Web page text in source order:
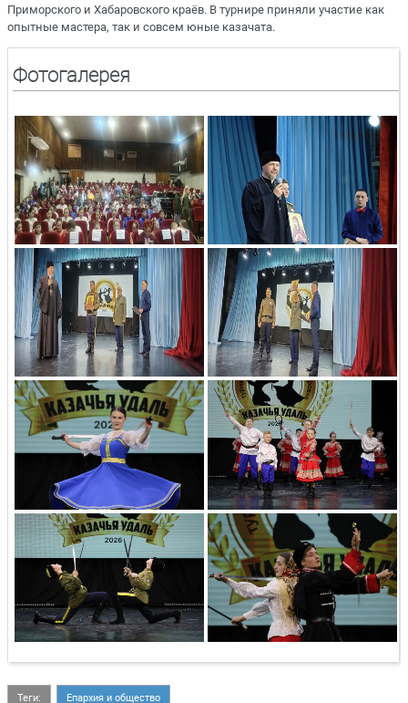
Приморского и Хабаровского краёв. В турнире приняли участие как
опытные мастера, так и совсем юные казачата.
Фотогалерея
Теги: Епархия и общество